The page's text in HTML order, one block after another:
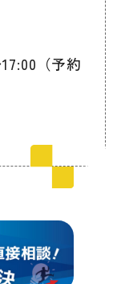
覧
見学申込
（予約